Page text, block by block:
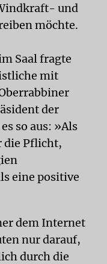
und
möchte.
Saal fragte
mit
der
so aus: »Als
die Pflicht,
eine positive
dem Internet
nur darauf,
durch die